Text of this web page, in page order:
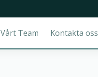
Vårt Team Kontakta oss